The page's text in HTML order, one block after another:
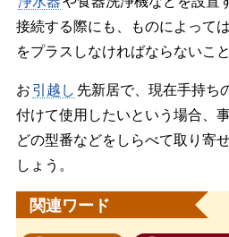
接続する際にも、ものによって
をプラスしなければならないこ
お 引越し 先新居で、現在手持ち
付けて使用したいという場合、
どの型番などをしらべて取り寄
しょう。
関連ワード